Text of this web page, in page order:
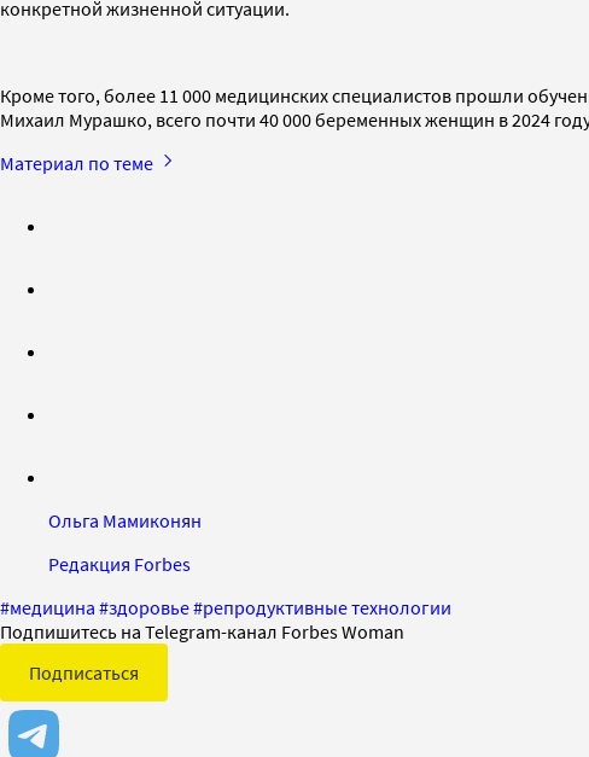
конкретной жизненной ситуации.
Кроме того, более 11 000 медицинских специалистов прошли
Михаил Мурашко, всего почти 40 000 беременных женщин в 2024
Материал по теме
Ольга Мамиконян
Редакция Forbes
#медицина #здоровье#репродуктивные технологии
Подпишитесь на Telegram-канал Forbes Woman
Подписаться